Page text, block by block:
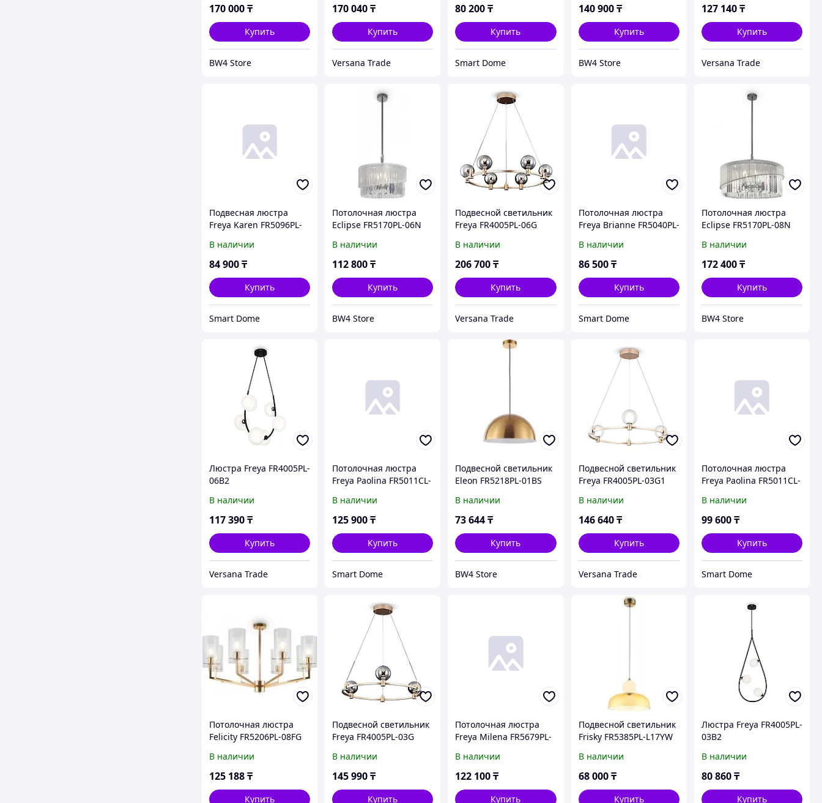
170 000₸
Купить
BW4 Store
170 040₸
Купить
Versana Trade
80 200₸
Купить
Smart Dome
140 900 ₸
Купить
BW4 Store
127 140₸
Купить
Versana Trade
Подвесная люстра
Freya Karen FR5096PL-
В наличии
84 900₸
Купить
Smart Dome
Потолочная люстра
Eclipse FR5170PL-06N
В наличии
112 800₸
Купить
BW4 Store
Подвесной светильник
Freya FR4005PL-06G
В наличии
206 700₸
Купить
Versana Trade
Потолочная люстра
Freya Brianne FR5040PL-
В наличии
86 500 ₸
Купить
Smart Dome
Потолочная люстра
Eclipse FR5170PL-08N
В наличии
172 400₸
Купить
BW4 Store
Люстра Freya FR4005PL-
06B2
В наличии
117 390₸
Купить
Versana Trade
Потолочная люстра
Freya Paolina FR5011CL-
В наличии
125 900₸
Купить
Smart Dome
Подвесной светильник
Eleon FR5218PL-01BS
В наличии
73 644₸
Купить
BW4 Store
Подвесной светильник
Freya FR4005PL-03G1
В наличии
146 640 ₸
Купить
Versana Trade
Потолочная люстра
Freya Paolina FR5011CL-
В наличии
99 600₸
Купить
Smart Dome
Потолочная люстра
Felicity FR5206PL-08FG
В наличии
125 188₸
Купить
Подвесной светильник
Freya FR4005PL-03G
В наличии
145 990₸
Купить
Потолочная люстра
Freya Milena FR5679PL-
В наличии
122 100₸
Купить
Подвесной светильник
Frisky FR5385PL-L17YW
В наличии
68 000 ₸
Купить
Люстра Freya FR4005PL-
03B2
В наличии
80 860₸
Купить